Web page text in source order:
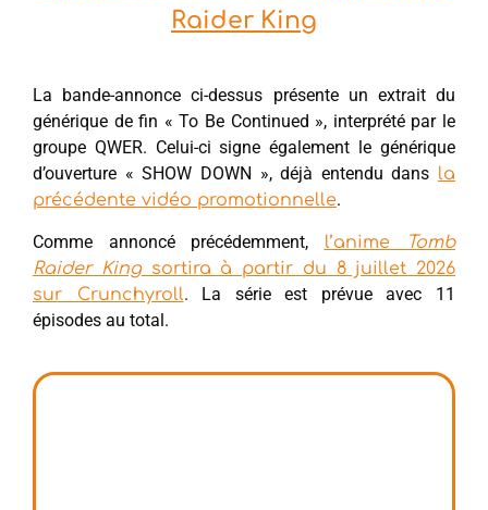
Raider King
La bande-annonce ci-dessus présente un extrait du
générique de fin « To Be Continued », interprété par le
groupe QWER. Celui-ci signe également le générique
d’ouverture « SHOW DOWN », déjà entendu dans la
précédente vidéo promotionnelle.
Comme annoncé précédemment, l’anime
Tomb
Raider Kingsortira à partir du 8 juillet 2026
sur Crunchyroll. La série est prévue avec 11
épisodes au total.